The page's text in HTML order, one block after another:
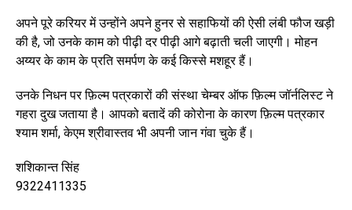
अपने पूरे करियर में उन्होंने अपने हुनर से सहाफियों की ऐसी लंबी फौज खड़ी
की है, जो उनके काम को पीढ़ी दर पीढ़ी आगे बढ़ाती चली जाएगी। मोहन
अय्यर के काम के प्रति समर्पण के कई किस्से मशहूर हैं।
उनके निधन पर फ़िल्म पत्रकारों की संस्था चेम्बर ऑफ फ़िल्म जॉर्नलिस्ट ने
गहरा दुख जताया है। आपको बतादें की कोरोना के कारण फ़िल्म पत्रकार
श्याम शर्मा, केएम श्रीवास्तव भी अपनी जान गंवा चुके हैं।
शशिकान्त सिंह
9322411335